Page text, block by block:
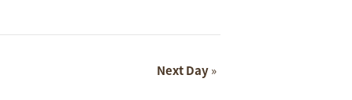
Next Day»